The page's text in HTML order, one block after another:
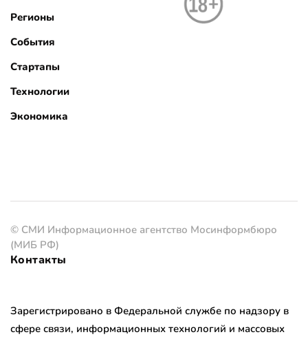
Регионы
События
Стартапы
Технологии
Экономика
© СМИ Информационное агентство Мосинформбюро
(МИБ РФ)
Контакты
Зарегистрировано в Федеральной службе по надзору в
сфере связи, информационных технологий и массовых